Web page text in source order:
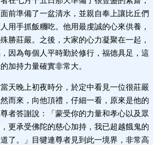
前準備了一盆清水，並親自奉上讓比丘們
手抓飯糰吃。他用最虔誠的心來供養，
勝莊嚴。之後，大家的心力凝聚在一起，
因為每個人平時勤於修行，福德具足，這
加持力量確實非常大。
天晚上初夜時分，於定中看見一位很莊嚴
而來，向他頂禮，仔細一看，原來是他的
者答謝說：「蒙受你的力量和孝心以及眾
更承受佛陀的慈心加持，我已超越餓鬼的
了。」目犍連尊者見到此一境界，非常高